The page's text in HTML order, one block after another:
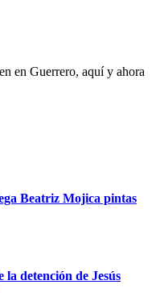
en Guerrero, aquí y ahora
Beatriz Mojica pintas
detención de Jesús